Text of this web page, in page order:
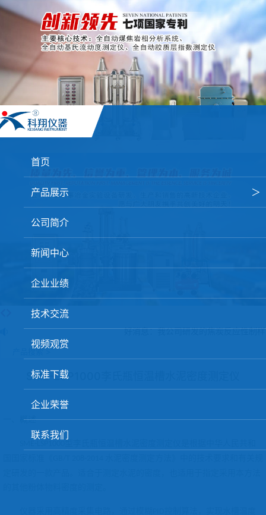
首页
产品展示 ＞
焦炭高温性能检测系统
球团矿/烧结矿/块矿高温冶金性能检测系统
高炉配吹煤检测设备
冶金渣、保护渣等高温物性检测设备
冶金石灰活性度测定仪
矿石、焦炭物理检测及制样设备
公司简介
新闻中心
企业业绩
技术交流
视频观赏
标准下载
企业荣誉
联系我们
好消息：我公司研发的焦炭反应性制
产品搜索 >
SME-LSP1000李氏瓶恒温槽水泥密度测定仪
一、概述